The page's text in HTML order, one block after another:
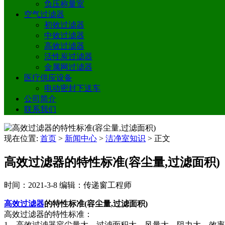
负压称量室
空气过滤器
初效过滤器
中效过滤器
高效过滤器
活性炭过滤器
金属网过滤器
医疗供应设备
电动密封下送车
公司简介
联系我们
现在位置: 首页 > 新闻中心 > 洁净室知识 > 正文
高效过滤器的特性标准(容尘量,过滤面积)
时间：2021-3-8 编辑：传递窗工程师
高效过滤器的特性标准(容尘量,过滤面积)
高效过滤器的特性标准：